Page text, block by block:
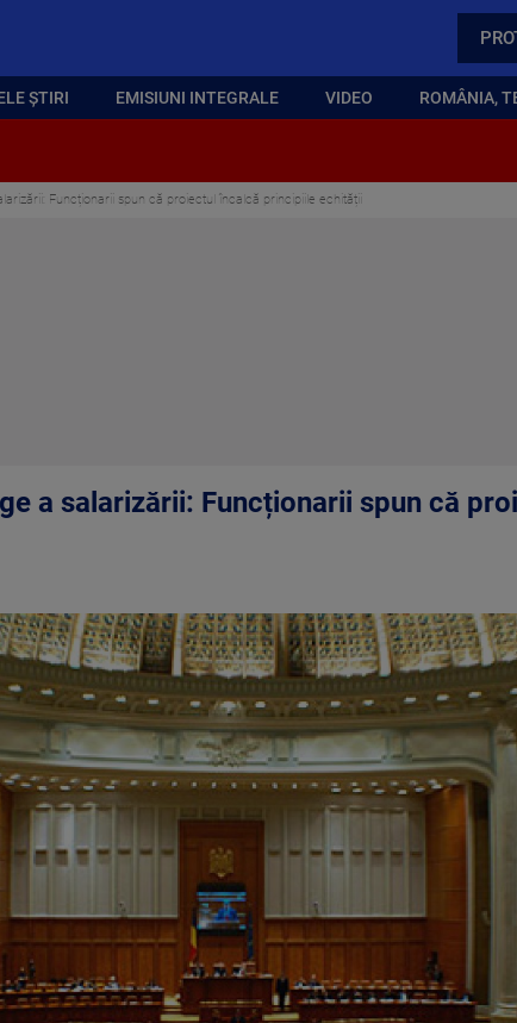
ȘTIRI EMISIUNI INTEGRALE VIDEO ROMÂNIA,
Funcționarii spun că proiectul încalcă principiile echității
a salarizării: Funcționarii spun că